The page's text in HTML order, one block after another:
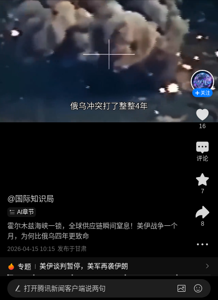
@ 国际知识局
AI章节
霍尔木兹海峡一锁，全球供应链瞬间窒息！美伊战争一个
月，为何比俄乌四年更致命
2026-04-15 10:15 发布于甘肃
专题 美伊谈判暂停，美军再袭伊朗
关注
16
评论
7
8
打开腾讯新闻客户端说两句